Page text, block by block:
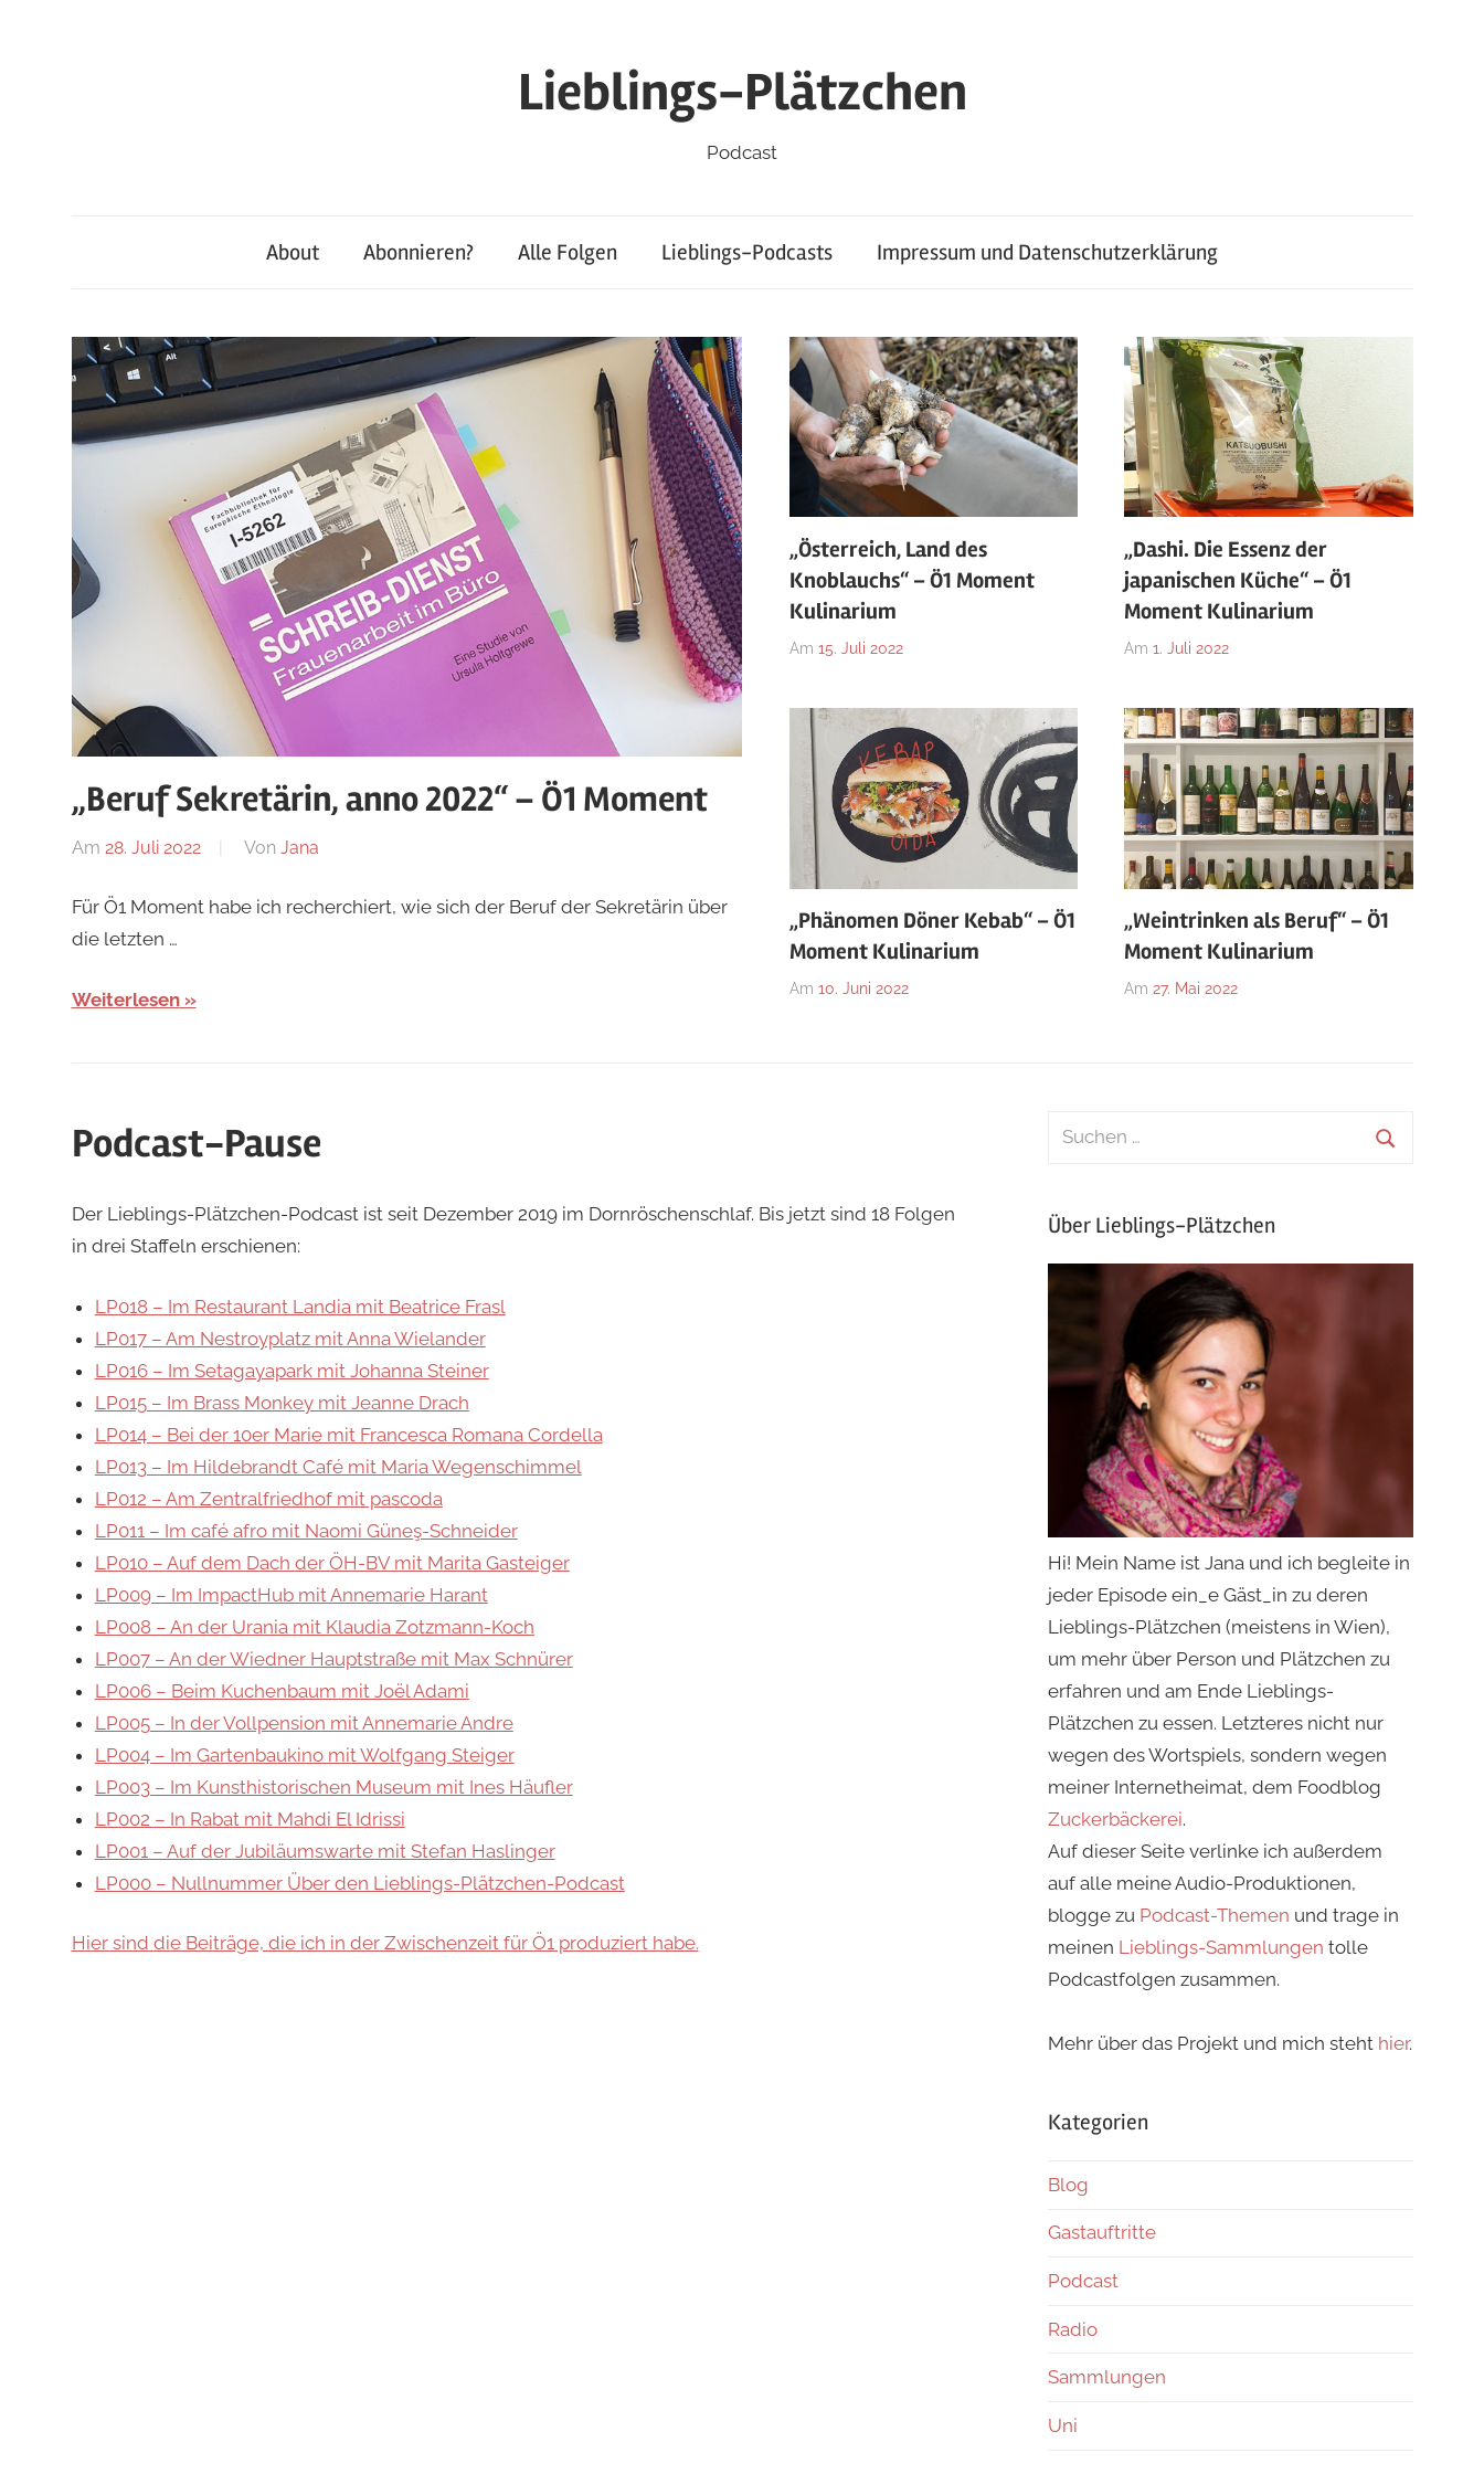
Lieblings-Plätzchen
Podcast
About Abonnieren? Alle Folgen Lieblings-Podcasts Impressum und Datenschutzerklärung
„Beruf Sekretärin, anno 2022“ – Ö1 Moment
Am 28. Juli 2022 Von Jana
Für Ö1 Moment habe ich recherchiert, wie sich der Beruf der Sekretärin über
die letzten …
Weiterlesen
„Österreich, Land des
Knoblauchs“ – Ö1 Moment
Kulinarium
Am 15. Juli 2022
„Dashi. Die Essenz der
japanischen Küche“ – Ö1
Moment Kulinarium
Am1. Juli 2022
„Phänomen Döner Kebab“ – Ö1
Moment Kulinarium
Am 10. Juni 2022
„Weintrinken als Beruf“ – Ö1
Moment Kulinarium
Am27. Mai 2022
Podcast-Pause
Der Lieblings-Plätzchen-Podcast ist seit Dezember 2019 im Dornröschenschlaf. Bis jetzt sind 18 Folgen
in drei Staffeln erschienen:
LP018 – Im Restaurant Landia mit Beatrice Frasl
LP017 – Am Nestroyplatz mit Anna Wielander
LP016 – Im Setagayapark mit Johanna Steiner
LP015 – Im Brass Monkey mit Jeanne Drach
LP014 – Bei der 10er Marie mit Francesca Romana Cordella
LP013 – Im Hildebrandt Café mit Maria Wegenschimmel
LP012 – Am Zentralfriedhof mit pascoda
LP011 – Im café afro mit Naomi Güneş-Schneider
LP010 – Auf dem Dach der ÖH-BV mit Marita Gasteiger
LP009 – Im ImpactHub mit Annemarie Harant
LP008 – An der Urania mit Klaudia Zotzmann-Koch
LP007 – An der Wiedner Hauptstraße mit Max Schnürer
LP006 – Beim Kuchenbaum mit Joël Adami
LP005 – In der Vollpension mit Annemarie Andre
LP004 – Im Gartenbaukino mit Wolfgang Steiger
LP003 – Im Kunsthistorischen Museum mit Ines Häufler
LP002 – In Rabat mit Mahdi El Idrissi
LP001 – Auf der Jubiläumswarte mit Stefan Haslinger
LP000 – Nullnummer Über den Lieblings-Plätzchen-Podcast
Hier sind die Beiträge, die ich in der Zwischenzeit für Ö1 produziert habe.
Über Lieblings-Plätzchen
Hi! Mein Name ist Jana und ich begleite in
jeder Episode ein_e Gäst_in zu deren
Lieblings-Plätzchen (meistens in Wien),
um mehr über Person und Plätzchen zu
erfahren und am Ende Lieblings-
Plätzchen zu essen. Letzteres nicht nur
wegen des Wortspiels, sondern wegen
meiner Internetheimat, dem Foodblog
Zuckerbäckerei.
Auf dieser Seite verlinke ich außerdem
auf alle meine Audio-Produktionen,
blogge zu Podcast-Themen und trage in
meinen Lieblings-Sammlungen tolle
Podcastfolgen zusammen.
Mehr über das Projekt und mich steht hier.
Kategorien
Blog
Gastauftritte
Podcast
Radio
Sammlungen
Uni